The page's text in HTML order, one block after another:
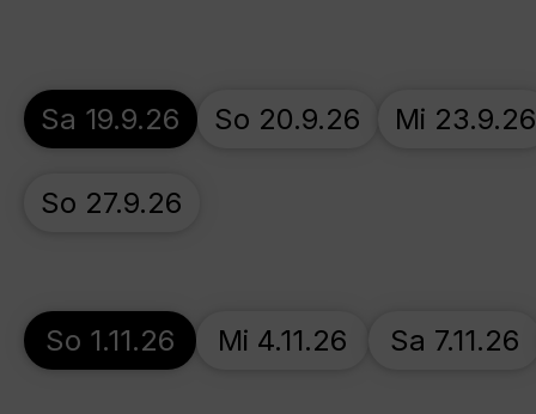
Sa 19.9.26 So 20.9.26 Mi 23.9.26
So 27.9.26
So 1.11.26 Mi 4.11.26 Sa 7.11.26